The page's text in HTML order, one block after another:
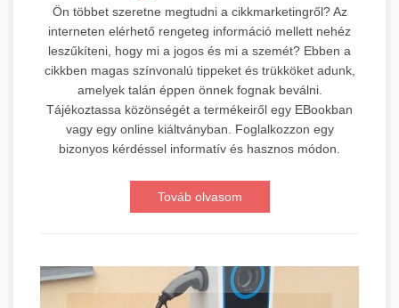
Ön többet szeretne megtudni a cikkmarketingről? Az
interneten elérhető rengeteg információ mellett nehéz
leszűkíteni, hogy mi a jogos és mi a szemét? Ebben a
cikkben magas színvonalú tippeket és trükköket adunk,
amelyek talán éppen önnek fognak beválni.
Tájékoztassa közönségét a termékeiről egy EBookban
vagy egy online kiáltványban. Foglalkozzon egy
bizonyos kérdéssel informatív és hasznos módon.
Továb olvasom